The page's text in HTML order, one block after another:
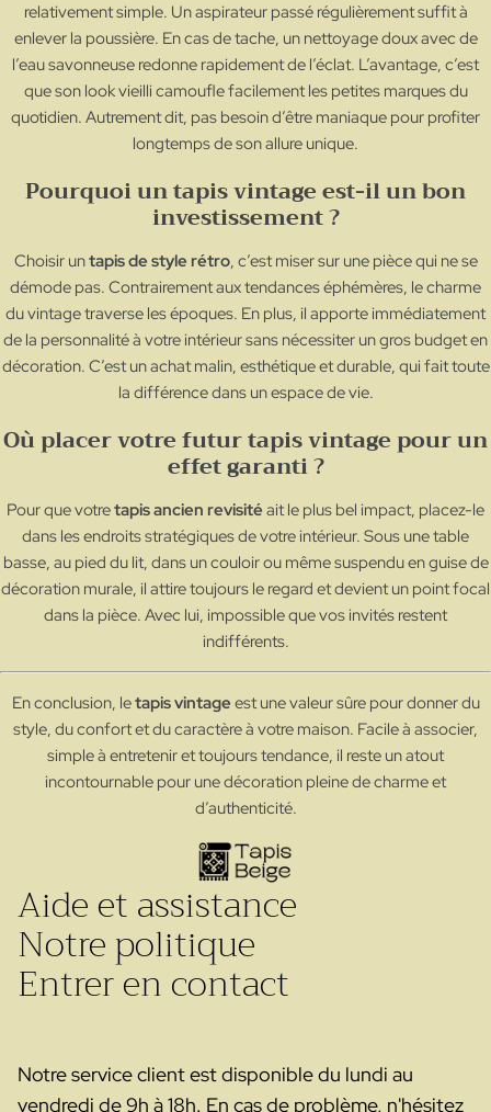
relativement simple. Un aspirateur passé régulièrement suffit à
enlever la poussière. En cas de tache, un nettoyage doux avec de
l’eau savonneuse redonne rapidement de l’éclat. L’avantage, c’est
que son look vieilli camoufle facilement les petites marques du
quotidien. Autrement dit, pas besoin d’être maniaque pour profiter
longtemps de son allure unique.
Pourquoi un tapis vintage est-il un bon
investissement ?
Choisir untapis de style rétro, c’est miser sur une pièce qui ne se
démode pas. Contrairement aux tendances éphémères, le charme
du vintage traverse les époques. En plus, il apporte immédiatement
de la personnalité à votre intérieur sans nécessiter un gros budget en
décoration. C’est un achat malin, esthétique et durable, qui fait toute
la différence dans un espace de vie.
Où placer votre futur tapis vintage pour un
effet garanti ?
Pour que votretapis ancien revisité ait le plus bel impact, placez-le
dans les endroits stratégiques de votre intérieur. Sous une table
basse, au pied du lit, dans un couloir ou même suspendu en guise de
décoration murale, il attire toujours le regard et devient un point focal
dans la pièce. Avec lui, impossible que vos invités restent
indifférents.
En conclusion, letapis vintage est une valeur sûre pour donner du
style, du confort et du caractère à votre maison. Facile à associer,
simple à entretenir et toujours tendance, il reste un atout
incontournable pour une décoration pleine de charme et
d’authenticité.
Aide et assistance
Notre politique
Entrer en contact
Notre service client est disponible du lundi au
vendredi de 9h à 18h. En cas de problème, n'hésitez